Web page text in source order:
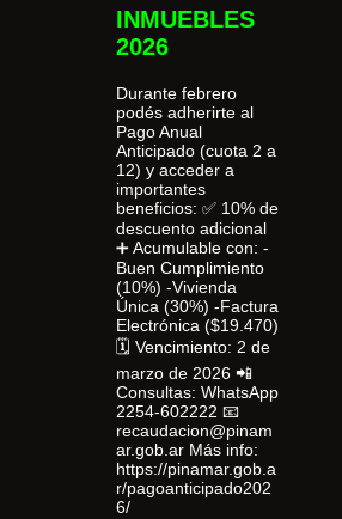
INMUEBLES
2026
Durante febrero
podés adherirte al
Pago Anual
Anticipado (cuota 2 a
12) y acceder a
importantes
beneficios: ✅ 10% de
descuento adicional
➕ Acumulable con: -
Buen Cumplimiento
(10%) -Vivienda
Única (30%) -Factura
Electrónica ($19.470)
🗓 Vencimiento: 2 de
marzo de 2026 📲
Consultas: WhatsApp
2254-602222 📧
recaudacion@pinam
ar.gob.ar Más info:
https://pinamar.gob.a
r/pagoanticipado202
6/